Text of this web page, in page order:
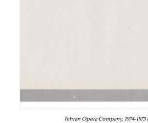
Tehran Opera Company, 1974-